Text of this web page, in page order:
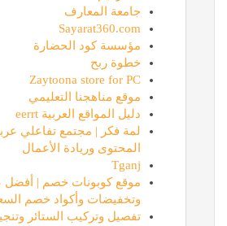
جامعة المعارف
Sayarat360.com
مؤسسة كود الحضارة
خطوة ربح
Zaytoona store for PC
موقع مناهجنا التعليمي
دليل المواقع العربية eerrt
لمة فكر | مجتمع تفاعلي
المحتوى وريادة الأعمال
Tganj
موقع كوبونات خصم |
وتخفيضات وأكواد خصم
تفصيل وتركيب الستائر